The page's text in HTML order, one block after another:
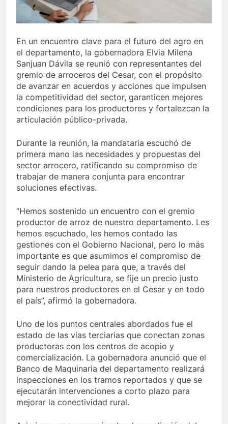
Vides
abusó sexualmente de niña de 13 años
En un encuentro clave para el futuro del agro en
el departamento, la gobernadora Elvia Milena
Sanjuan Dávila se reunió con representantes del
gremio de arroceros del Cesar, con el propósito
de avanzar en acuerdos y acciones que impulsen
la competitividad del sector, garanticen mejores
condiciones para los productores y fortalezcan la
articulación público-privada.
Durante la reunión, la mandataria escuchó de
primera mano las necesidades y propuestas del
sector arrocero, ratificando su compromiso de
trabajar de manera conjunta para encontrar
soluciones efectivas.
“Hemos sostenido un encuentro con el gremio
productor de arroz de nuestro departamento. Les
hemos escuchado, les hemos contado las
gestiones con el Gobierno Nacional, pero lo más
importante es que asumimos el compromiso de
seguir dando la pelea para que, a través del
Ministerio de Agricultura, se fije un precio justo
para nuestros productores en el Cesar y en todo
el país”, afirmó la gobernadora.
Uno de los puntos centrales abordados fue el
estado de las vías terciarias que conectan zonas
productoras con los centros de acopio y
comercialización. La gobernadora anunció que el
Banco de Maquinaria del departamento realizará
inspecciones en los tramos reportados y que se
ejecutarán intervenciones a corto plazo para
mejorar la conectividad rural.